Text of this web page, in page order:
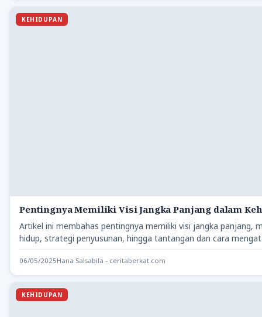
KEHIDUPAN
Pentingnya Memiliki Visi Jangka Panjang dalam
Artikel ini membahas pentingnya memiliki visi jangka panjang,
hidup, strategi penyusunan, hingga tantangan dan cara
06/05/2025Hana Salsabila - ceritaberkat.com
KEHIDUPAN